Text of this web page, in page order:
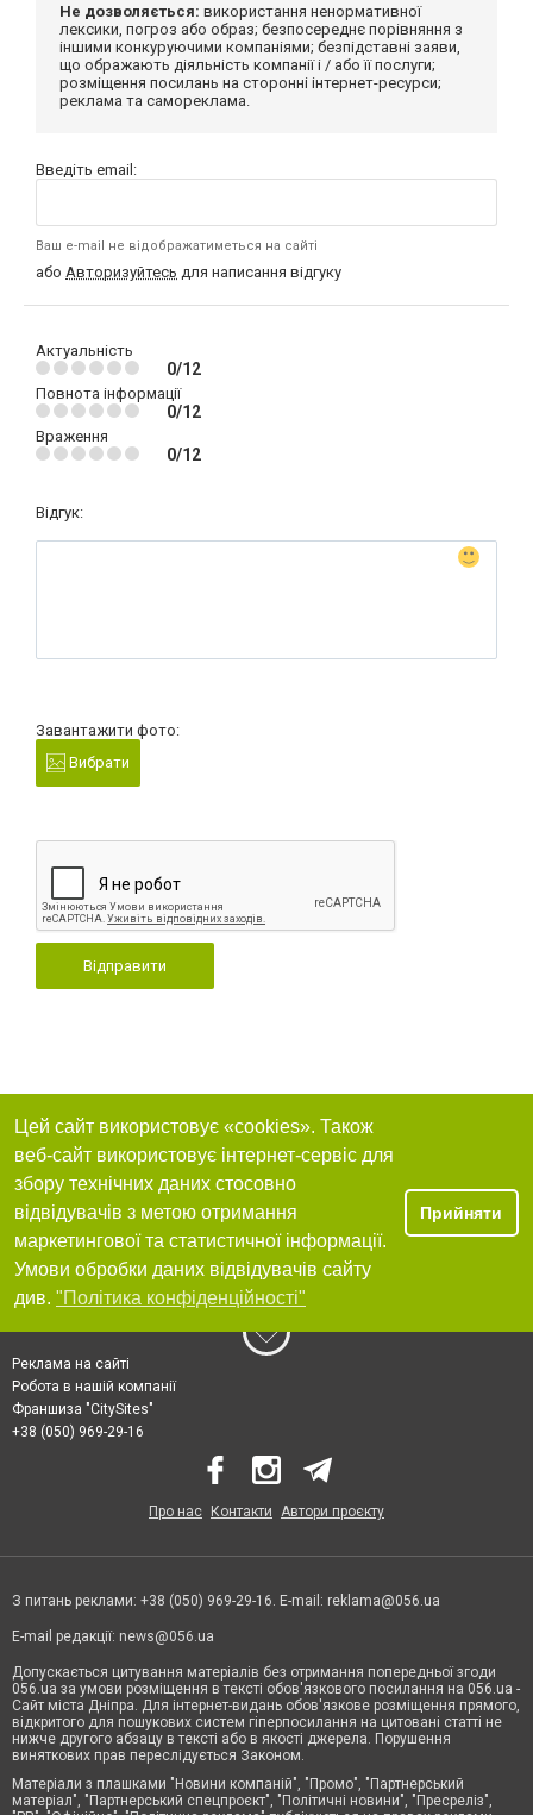
Не дозволяється: використання ненормативної
лексики, погроз або образ; безпосереднє порівняння з
іншими конкуруючими компаніями; безпідставні заяви,
що ображають діяльність компанії і / або її послуги;
розміщення посилань на сторонні інтернет-ресурси;
реклама та самореклама.
Введіть email:
Ваш e-mail не відображатиметься на сайті
або Авторизуйтесь для написання відгуку
Актуальність
0/12
Повнота інформації
0/12
Враження
0/12
Відгук:
Завантажити фото:
Вибрати
Відправити
Цей сайт використовує «cookies». Також
веб-сайт використовує інтернет-сервіс для
збору технічних даних стосовно
відвідувачів з метою отримання
маркетингової та статистичної інформації.
Умови обробки даних відвідувачів сайту
див. "Політика конфіденційності"
Прийняти
Реклама на сайті
Робота в нашій компанії
Франшиза "CitySites"
+38 (050) 969-29-16
Про нас Контакти Автори проєкту
З питань реклами: +38 (050) 969-29-16. E-mail: reklama@056.ua
E-mail редакції: news@056.ua
Допускається цитування матеріалів без отримання попередньої згоди
056.ua за умови розміщення в тексті обов'язкового посилання на 056.ua -
Сайт міста Дніпра. Для інтернет-видань обов'язкове розміщення прямого,
відкритого для пошукових систем гіперпосилання на цитовані статті не
нижче другого абзацу в тексті або в якості джерела. Порушення
виняткових прав переслідується Законом.
Матеріали з плашками "Новини компаній", "Промо", "Партнерський
матеріал", "Партнерський спецпроєкт", "Політичні новини", "Пресреліз",